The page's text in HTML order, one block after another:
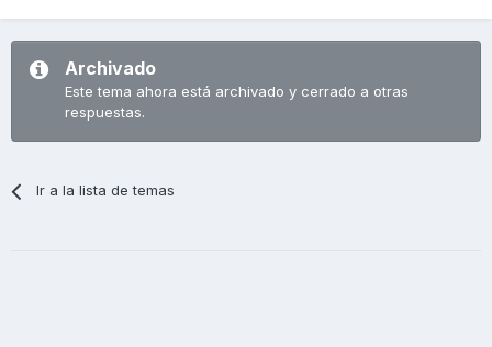
Archivado
Este tema ahora está archivado y cerrado a otras
respuestas.
Ir a la lista de temas